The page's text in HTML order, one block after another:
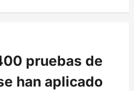
pruebas de
han aplicado